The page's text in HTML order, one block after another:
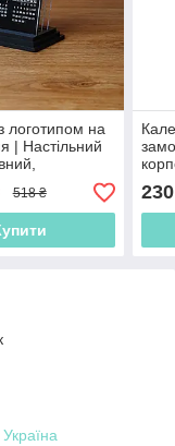
логотипом на
| Настільний
календар з
518 ₴ 230